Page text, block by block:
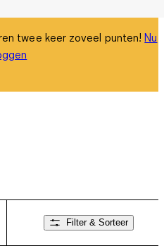
twee keer zoveel punten!Nu
Filter & Sorteer